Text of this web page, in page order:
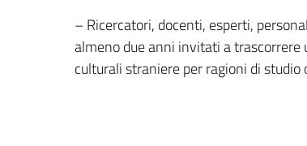
– Ricercatori, docenti, esperti,
almeno due anni invitati a
culturali straniere per ragioni di studio